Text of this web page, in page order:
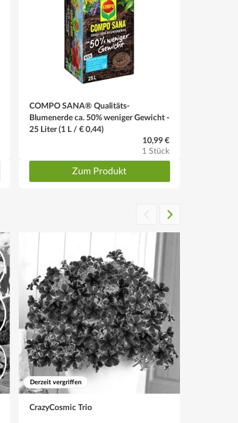
COMPO SANA® Qualitäts-
Blumenerde ca. 50% weniger Gewicht -
25 Liter (1 L / € 0,44)
10,99 €
1 Stück
Zum Produkt
Derzeit vergriffen
CrazyCosmic Trio